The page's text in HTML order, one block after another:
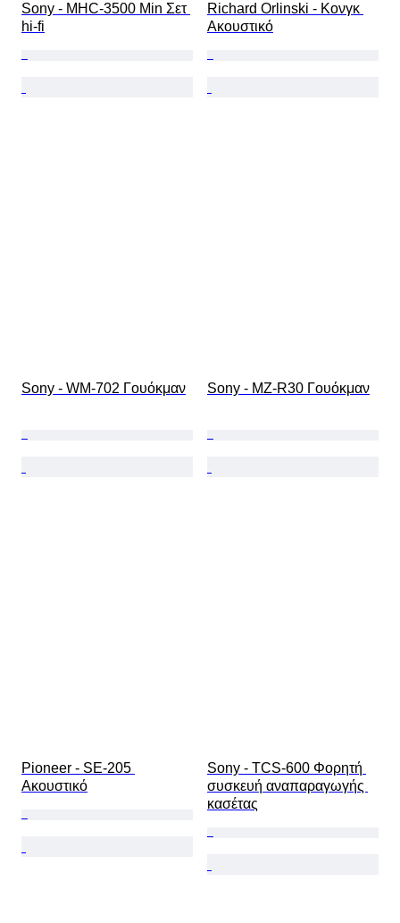
Sony - MHC-3500 Min Σετ
hi-fi
Richard Orlinski - Κονγκ
Ακουστικό
Sony - WM-702 Γουόκμαν Sony - MZ-R30 Γουόκμαν
Pioneer - SE-205
Ακουστικό
Sony - TCS-600 Φορητή
συσκευή αναπαραγωγής
κασέτας